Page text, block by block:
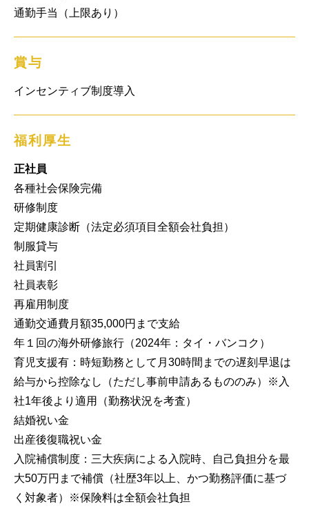
通勤手当（上限あり）
賞与
インセンティブ制度導入
福利厚生
正社員
各種社会保険完備
研修制度
定期健康診断（法定必須項目全額会社負担）
制服貸与
社員割引
社員表彰
再雇用制度
通勤交通費月額35,000円まで支給
年１回の海外研修旅行（2024年：タイ・バンコク）
育児支援有：時短勤務として月30時間までの遅刻早退は
給与から控除なし（ただし事前申請あるもののみ）※入
社1年後より適用（勤務状況を考査）
結婚祝い金
出産後復職祝い金
入院補償制度：三大疾病による入院時、自己負担分を最
大50万円まで補償（社歴3年以上、かつ勤務評価に基づ
く対象者）※保険料は全額会社負担